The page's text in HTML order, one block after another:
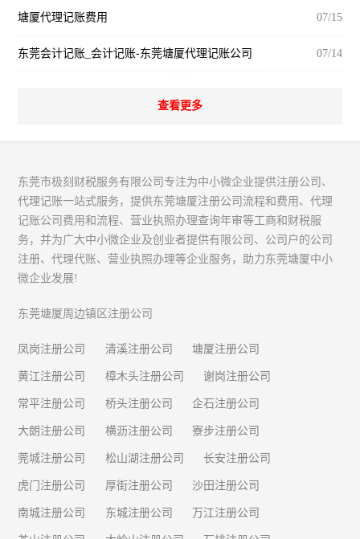
塘厦代理记账费用 07/15
东莞会计记账_会计记账-东莞塘厦代理记账公司 07/14
查看更多
东莞市极刻财税服务有限公司专注为中小微企业提供注册公司、
代理记账一站式服务，提供东莞塘厦注册公司流程和费用、代理
记账公司费用和流程、营业执照办理查询年审等工商和财税服
务，并为广大中小微企业及创业者提供有限公司、公司户的公司
注册、代理代账、营业执照办理等企业服务，助力东莞塘厦中小
微企业发展!
东莞塘厦周边镇区注册公司
凤岗注册公司 清溪注册公司 塘厦注册公司
黄江注册公司 樟木头注册公司 谢岗注册公司
常平注册公司 桥头注册公司 企石注册公司
大朗注册公司 横沥注册公司 寮步注册公司
莞城注册公司 松山湖注册公司 长安注册公司
虎门注册公司 厚街注册公司 沙田注册公司
南城注册公司 东城注册公司 万江注册公司